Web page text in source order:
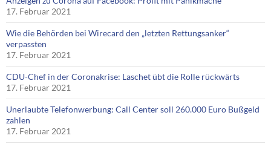
17. Februar 2021
Wie die Behörden bei Wirecard den „letzten Rettungsanker“
verpassten
17. Februar 2021
CDU-Chef in der Coronakrise: Laschet übt die Rolle rückwärts
17. Februar 2021
Unerlaubte Telefonwerbung: Call Center soll 260.000 Euro Bußgeld
zahlen
17. Februar 2021